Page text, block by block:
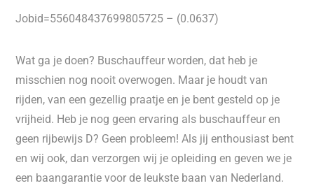
Jobid=556048437699805725 – (0.0637)
Wat ga je doen? Buschauffeur worden, dat heb je
misschien nog nooit overwogen. Maar je houdt van
rijden, van een gezellig praatje en je bent gesteld op je
vrijheid. Heb je nog geen ervaring als buschauffeur en
geen rijbewijs D? Geen probleem! Als jij enthousiast bent
en wij ook, dan verzorgen wij je opleiding en geven we je
een baangarantie voor de leukste baan van Nederland.